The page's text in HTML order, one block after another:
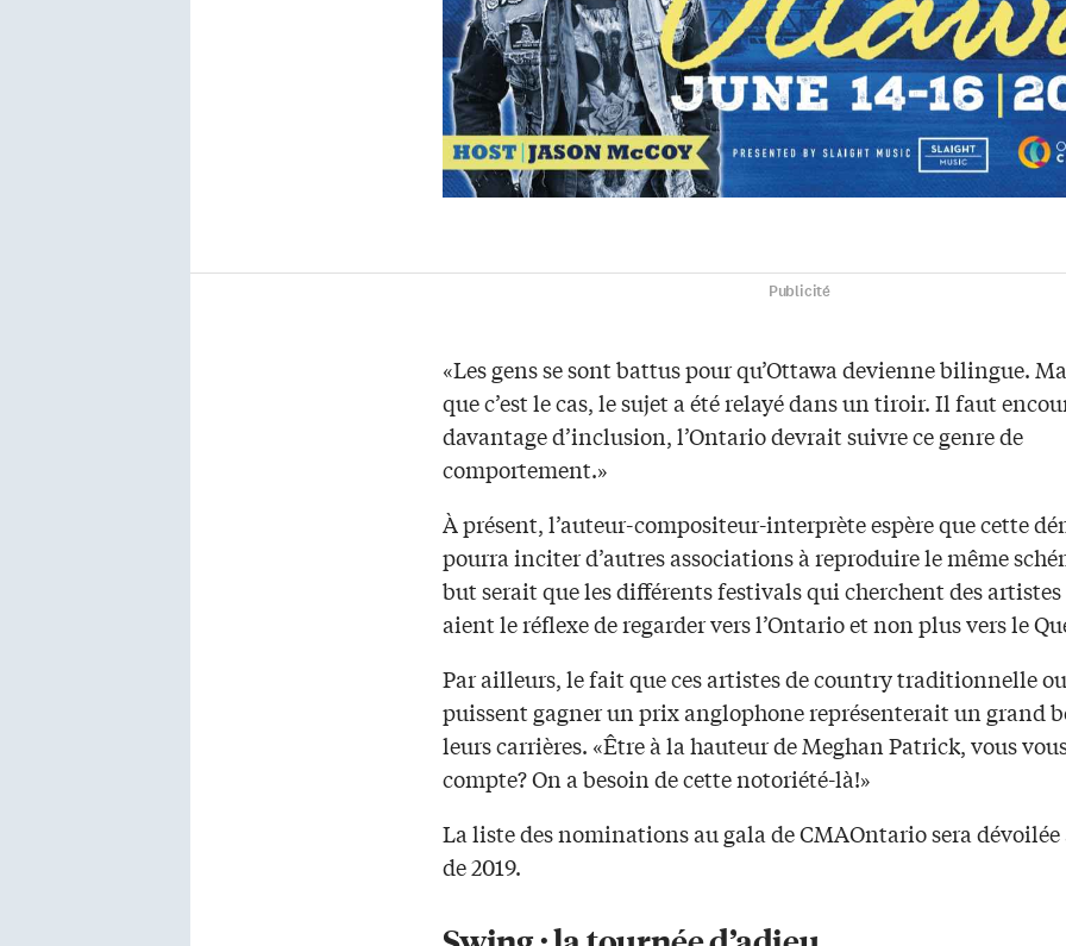
Publicité
«Les gens se sont battus pour qu’Ottawa devienne bilingue.
que c’est le cas, le sujet a été relayé dans un tiroir. Il faut
davantage d’inclusion, l’Ontario devrait suivre ce genre de
comportement.»
À présent, l’auteur-compositeur-interprète espère que cette
pourra inciter d’autres associations à reproduire le même
but serait que les différents festivals qui cherchent des
aient le réflexe de regarder vers l’Ontario et non plus vers le
Par ailleurs, le fait que ces artistes de country traditionnelle
puissent gagner un prix anglophone représenterait un grand
leurs carrières. «Être à la hauteur de Meghan Patrick, vous
compte? On a besoin de cette notoriété-là!»
La liste des nominations au gala de CMAOntario sera
de 2019.